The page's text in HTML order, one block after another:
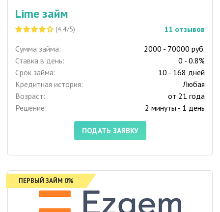
Lime займ
(4.4/5) 11 отзывов
Сумма займа:
2000 - 70000 руб.
Ставка в день:
0 - 0.8%
Срок займа:
10 - 168 дней
Кредитная история:
Любая
Возраст:
от 21 года
Решение:
2 минуты - 1 день
ПОДАТЬ ЗАЯВКУ
ПЕРВЫЙ ЗАЙМ 0%